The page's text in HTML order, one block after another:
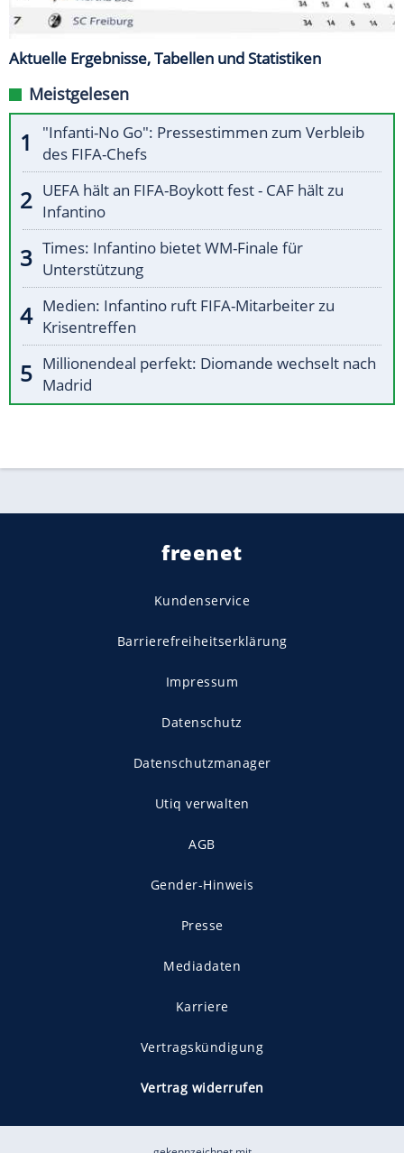
Aktuelle Ergebnisse, Tabellen und Statistiken
Meistgelesen
"Infanti-No Go": Pressestimmen zum Verbleib
des FIFA-Chefs
UEFA hält an FIFA-Boykott fest - CAF hält zu
Infantino
Times: Infantino bietet WM-Finale für
Unterstützung
Medien: Infantino ruft FIFA-Mitarbeiter zu
Krisentreffen
Millionendeal perfekt: Diomande wechselt nach
Madrid
freenet
Kundenservice
Barrierefreiheitserklärung
Impressum
Datenschutz
Datenschutzmanager
Utiq verwalten
AGB
Gender-Hinweis
Presse
Mediadaten
Karriere
Vertragskündigung
Vertrag widerrufen